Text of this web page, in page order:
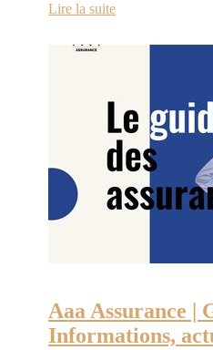
Lire la suite
Aaa Assurance |
Infor­ma­tions,